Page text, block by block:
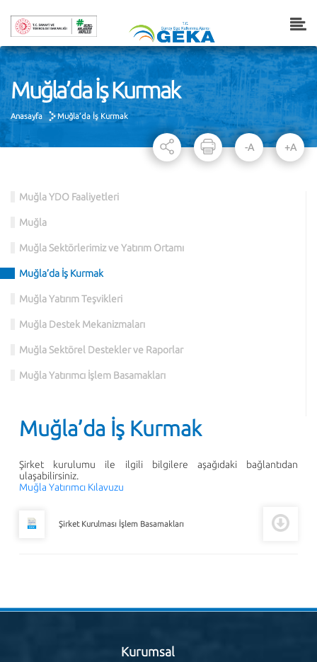
Muğla’da İş Kurmak
Anasayfa Muğla’da İş Kurmak
-A +A
Muğla YDO Faaliyetleri
Muğla
Muğla Sektörlerimiz ve Yatırım Ortamı
Muğla’da İş Kurmak
Muğla Yatırım Teşvikleri
Muğla Destek Mekanizmaları
Muğla Sektörel Destekler ve Raporlar
Muğla Yatırımcı İşlem Basamakları
Muğla’da İş Kurmak
Şirket kurulumu ile ilgili bilgilere aşağıdaki bağlantıdan
ulaşabilirsiniz.
Muğla Yatırımcı Kılavuzu
Şirket Kurulması İşlem Basamakları
Kurumsal